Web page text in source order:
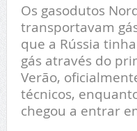
Os gasodutos
transportavam
que a Rússia
gás através do
Verão,
técnicos,
chegou a entrar